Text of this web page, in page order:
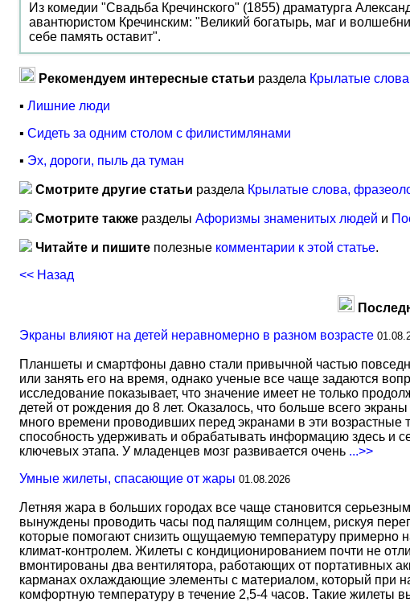
Из комедии "Свадьба Кречинского" (1855) драматурга
авантюристом Кречинским: "Великий богатырь, маг и
себе память оставит".
Рекомендуем интересные статьи раздела Крылатые
▪ Лишние люди
▪ Сидеть за одним столом с филистимлянами
▪ Эх, дороги, пыль да туман
Смотрите другие статьи раздела Крылатые слова,
Смотрите также разделы Афоризмы знаменитых людей и
Читайте и пишите полезные комментарии к этой статье.
<< Назад
Экраны влияют на детей неравномерно в разном возрасте
Планшеты и смартфоны давно стали привычной частью
или занять его на время, однако ученые все чаще задаются
исследование показывает, что значение имеет не только
детей от рождения до 8 лет. Оказалось, что больше всего
много времени проводивших перед экранами в эти возрастные
способность удерживать и обрабатывать информацию здесь и
ключевых этапа. У младенцев мозг развивается очень ...>>
Умные жилеты, спасающие от жары 01.08.2026
Летняя жара в больших городах все чаще становится
вынуждены проводить часы под палящим солнцем, рискуя
которые помогают снизить ощущаемую температуру примерно
климат-контролем. Жилеты с кондиционированием почти не
вмонтированы два вентилятора, работающих от портативных
карманах охлаждающие элементы с материалом, который при
комфортную температуру в течение 2,5-4 часов. Такие жилеты